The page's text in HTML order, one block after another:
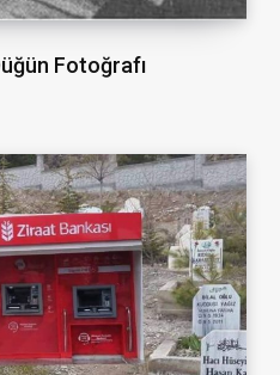
Fotoğrafı